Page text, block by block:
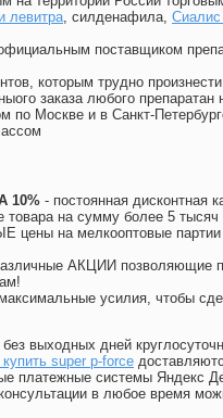
левитра, силденафила, Сиалис
поставщиком
которым трудно
заказа любого препаратан
по Москве и в Санкт-
10% - постоянная дисконтная
товара на сумму более 5 тысяч
на мелкооптовые партии
АКЦИИ позволяющие
усилия, чтобы
выходных дней
купить super p-force
платежные системы Яндекс
в любое время